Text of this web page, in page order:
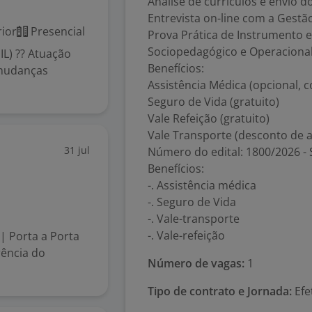
Presencial
?? Atuação
31 jul
Porta a Porta
do
Entrevista on-line com a
Prova Prática de Instrumento
Sociopedagógico e
Benefícios:
Assistência Médica (opcional,
Seguro de Vida (gratuito)
Vale Refeição (gratuito)
Vale Transporte (desconto de
Número do edital: 1800/2026
Benefícios:
-. Assistência médica
-. Seguro de Vida
-. Vale-transporte
-. Vale-refeição
Número de vagas: 1
Tipo de contrato e Jornada: